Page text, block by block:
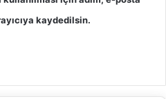
kaydedilsin.